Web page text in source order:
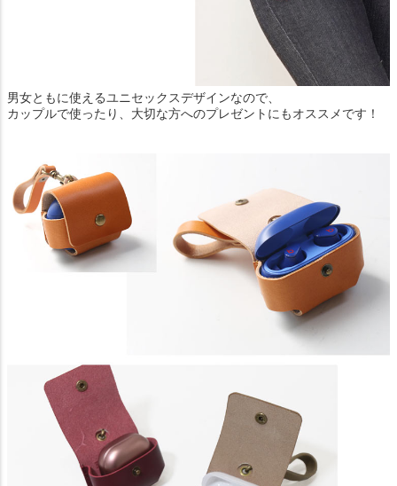
男女ともに使えるユニセックスデザインなので、
カップルで使ったり、大切な方へのプレゼントにもオススメです！